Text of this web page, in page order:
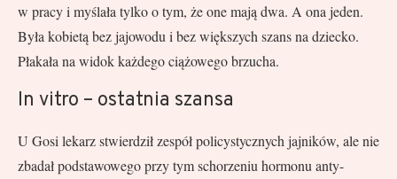
w pracy i myślała tylko o tym, że one mają dwa. A ona jeden.
Była kobietą bez jajowodu i bez większych szans na dziecko.
Płakała na widok każdego ciążowego brzucha.
In vitro – ostatnia szansa
U Gosi lekarz stwierdził zespół policystycznych jajników, ale nie
zbadał podstawowego przy tym schorzeniu hormonu anty-